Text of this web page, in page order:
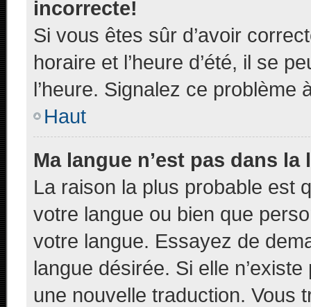
incorrecte!
Si vous êtes sûr d’avoir
horaire et l’heure d’été, il se
l’heure. Signalez ce problème
Haut
Ma langue n’est pas dans la
La raison la plus probable est
votre langue ou bien que
votre langue. Essayez de
langue désirée. Si elle
une nouvelle traduction. Vous